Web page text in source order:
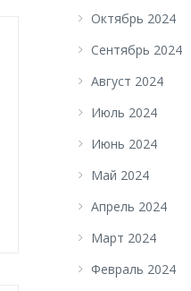
Октябрь 2024
Сентябрь 2024
Август 2024
Июль 2024
Июнь 2024
Май 2024
Апрель 2024
Март 2024
Февраль 2024